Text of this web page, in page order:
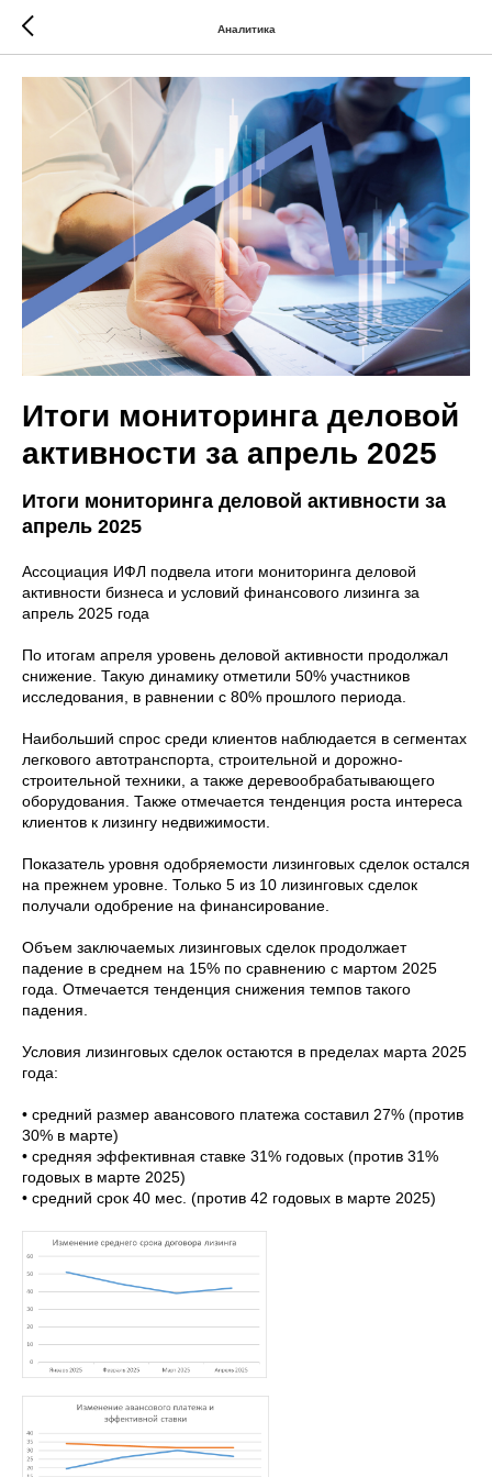
Аналитика
Итоги мониторинга деловой
активности за апрель 2025
Итоги мониторинга деловой активности за
апрель 2025
Ассоциация ИФЛ подвела итоги мониторинга деловой
активности бизнеса и условий финансового лизинга за
апрель 2025 года
По итогам апреля уровень деловой активности продолжал
снижение. Такую динамику отметили 50% участников
исследования, в равнении с 80% прошлого периода.
Наибольший спрос среди клиентов наблюдается в сегментах
легкового автотранспорта, строительной и дорожно-
строительной техники, а также деревообрабатывающего
оборудования. Также отмечается тенденция роста интереса
клиентов к лизингу недвижимости.
Показатель уровня одобряемости лизинговых сделок остался
на прежнем уровне. Только 5 из 10 лизинговых сделок
получали одобрение на финансирование.
Объем заключаемых лизинговых сделок продолжает
падение в среднем на 15% по сравнению с мартом 2025
года. Отмечается тенденция снижения темпов такого
падения.
Условия лизинговых сделок остаются в пределах марта 2025
года:
• cредний размер авансового платежа составил 27% (против
30% в марте)
• средняя эффективная ставке 31% годовых (против 31%
годовых в марте 2025)
• средний срок 40 мес. (против 42 годовых в марте 2025)